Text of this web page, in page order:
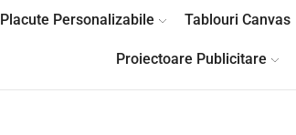
Placute Personalizabile Tablouri Canvas
Proiectoare Publicitare